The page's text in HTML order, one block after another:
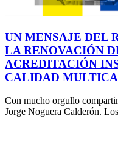
UN MENSAJE DEL
LA RENOVACIÓN
ACREDITACIÓN
CALIDAD
Con mucho orgullo
Jorge Noguera Calderón.